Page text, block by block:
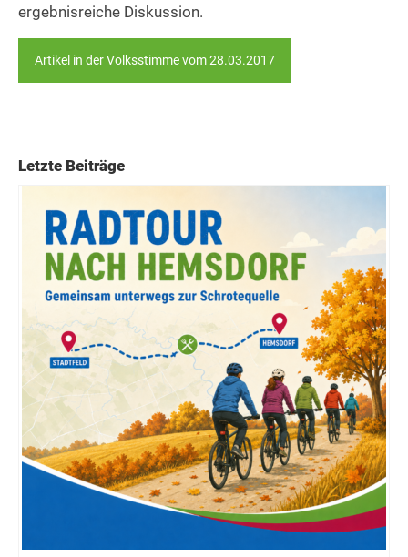
ergebnisreiche Diskussion.
Artikel in der Volksstimme vom 28.03.2017
Letzte Beiträge